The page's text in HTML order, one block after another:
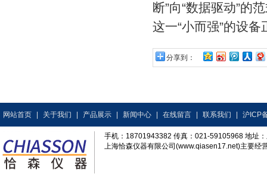
断”向“数据驱动”的
这一“小而强”的设
分享到：
网站首页 关于我们 产品展示 新闻中心 在线留言 联系我们 沪ICP
手机：18701943382 传真：021-59105968 地址
上海恰森仪器有限公司(www.qiasen17.net)主要经